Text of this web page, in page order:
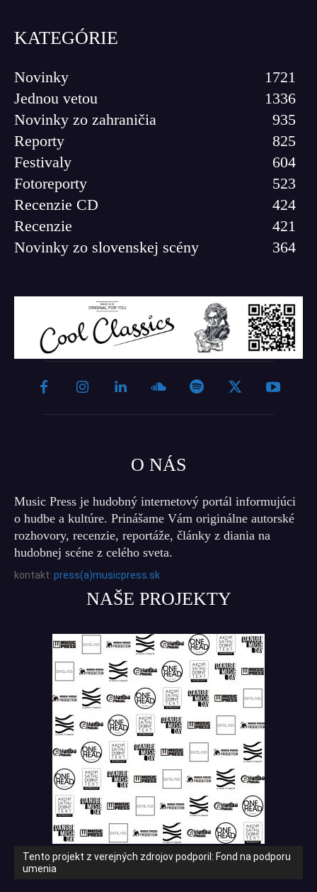
KATEGÓRIE
Novinky
1721
Jednou vetou
1336
Novinky zo zahraničia
935
Reporty
825
Festivaly
604
Fotoreporty
523
Recenzie CD
424
Recenzie
421
Novinky zo slovenskej scény
364
O NÁS
Music Press je hudobný internetový portál informujúci
o hudbe a kultúre. Prinášame Vám originálne autorské
rozhovory, recenzie, reportáže, články z diania na
hudobnej scéne z celého sveta.
kontakt: press(a)musicpress.sk
NAŠE PROJEKTY
Tento projekt z verejných zdrojov podporil: Fond na podporu
umenia